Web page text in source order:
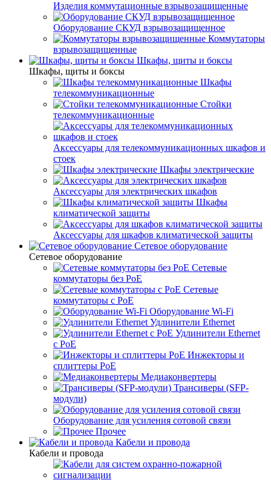
Изделия коммутационные взрывозащищенные
Оборудование СКУД взрывозащищенное
Коммутаторы
взрывозащищенные
Шкафы, щиты и боксы
Шкафы, щиты и боксы
Шкафы
телекоммуникационные
Стойки
телекоммуникационные
Аксессуары для телекоммуникационных шкафов и
стоек
Шкафы электрические
Аксессуары для электрических шкафов
Шкафы
климатической защиты
Аксессуары для шкафов климатической защиты
Сетевое оборудование
Сетевое оборудование
Сетевые
коммутаторы без PoE
Сетевые
коммутаторы с PoE
Оборудование Wi-Fi
Удлинители Ethernet
Удлинители Ethernet
с PoE
Инжекторы и
сплиттеры PoE
Медиаконвертеры
Трансиверы (SFP-
модули)
Оборудование для усиления сотовой связи
Прочее
Кабели и провода
Кабели и провода